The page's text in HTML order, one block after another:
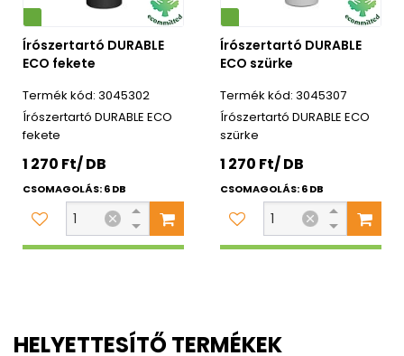
Írószertartó DURABLE
ECO fekete
3045302
Írószertartó DURABLE ECO
fekete
1 270 Ft/ DB
CSOMAGOLÁS: 6 DB
Környezetbarát
Írószertartó DURABLE
ECO szürke
3045307
Írószertartó DURABLE ECO
szürke
1 270 Ft/ DB
CSOMAGOLÁS: 6 DB
HELYETTESÍTŐ TERMÉKEK